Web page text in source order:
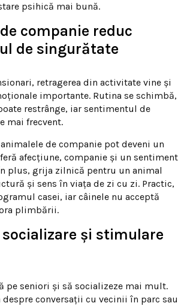
psihică mai bună.
companie reduc
de singurătate
retragerea din activitate vine și
importante. Rutina se schimbă,
restrânge, iar sentimentul de
mai frecvent.
de companie pot deveni un
afecțiune, companie și un sentiment
plus, grija zilnică pentru un animal
și sens în viața de zi cu zi. Practic,
casei, iar câinele nu acceptă
plimbării.
și stimulare
pe seniori și să socializeze mai mult.
despre conversații cu vecinii în parc sau